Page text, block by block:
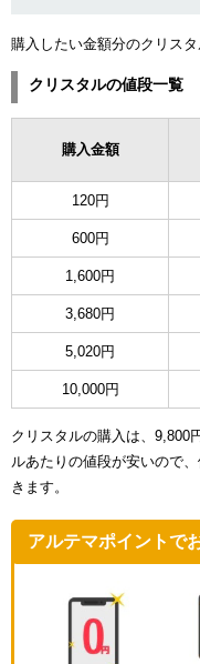
購入したい金額分のクリスタ
クリスタルの値段一覧
購入金額
120円
600円
1,600円
3,680円
5,020円
10,000円
クリスタルの購入は、9,800
ルあたりの値段が安いので
きます。
アルテマポイントで